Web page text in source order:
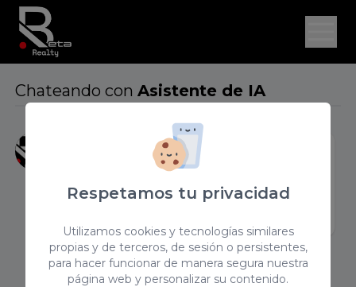
Chateando con Asistente de IA
¡Hola! Soy tu asistente virtual, estoy aquí
para tratar de ayudarte a solventar
cualquier duda. Pregúntame o solicita
hablar con un asesor para indicarte cómo
Respetamos tu privacidad
Utilizamos cookies y tecnologías similares
propias y de terceros, de sesión o persistentes,
para hacer funcionar de manera segura nuestra
página web y personalizar su contenido.